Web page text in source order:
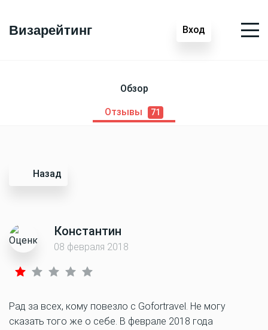
Визарейтинг Вход
Обзор
Отзывы 71
Назад
Константин
08 февраля 2018
Рад за всех, кому повезло с Gofortravel. Не могу
сказать того же о себе. В феврале 2018 года